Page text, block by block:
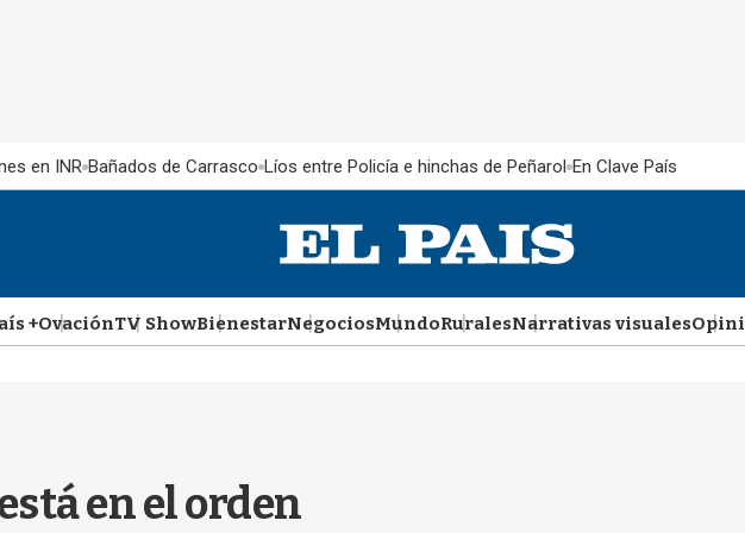
en INR Bañados de Carrasco Líos entre Policía e hinchas de Peñarol En Clave País
+OvaciónTV ShowBienestarNegociosMundoRuralesNarrativas visuales
en el orden